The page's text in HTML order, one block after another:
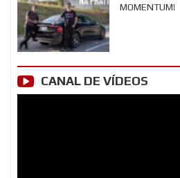
MOMENTUM!
CANAL DE VÍDEOS